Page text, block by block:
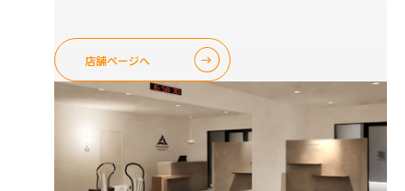
店舗ページへ